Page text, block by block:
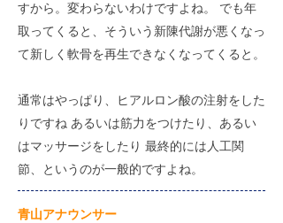
すから。変わらないわけですよね。 でも年
取ってくると、そういう新陳代謝が悪くなっ
て新しく軟骨を再生できなくなってくると。
通常はやっぱり、ヒアルロン酸の注射をした
りですね あるいは筋力をつけたり、あるい
はマッサージをしたり 最終的には人工関
節、というのが一般的ですよね。
​青山アナウンサー